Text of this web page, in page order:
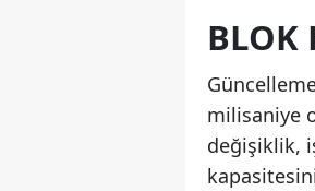
BLOK
milisaniye
değişiklik,